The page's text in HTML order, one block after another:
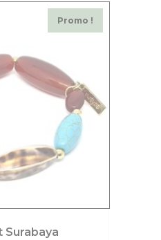
Promo !
Surabaya